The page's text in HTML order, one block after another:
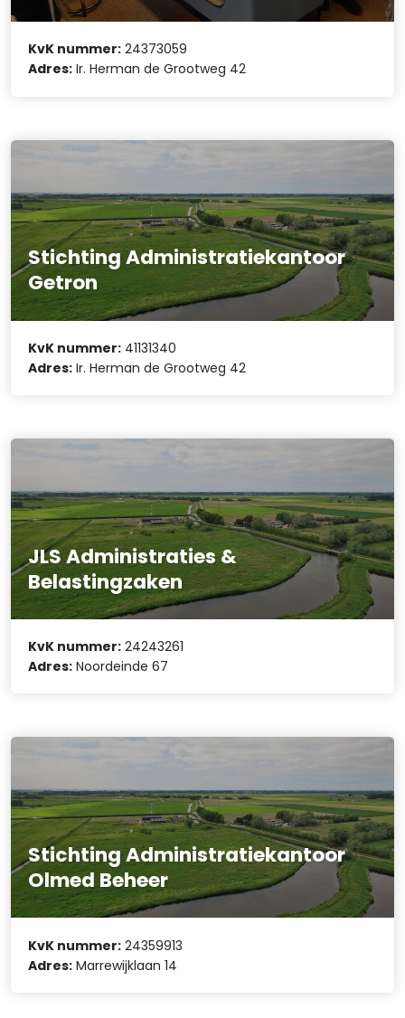
KvK nummer: 24373059
Adres: Ir. Herman de Grootweg 42
Stichting Administratiekantoor
Getron
KvK nummer: 41131340
Adres: Ir. Herman de Grootweg 42
JLS Administraties &
Belastingzaken
KvK nummer: 24243261
Adres: Noordeinde 67
Stichting Administratiekantoor
Olmed Beheer
KvK nummer: 24359913
Adres: Marrewijklaan 14